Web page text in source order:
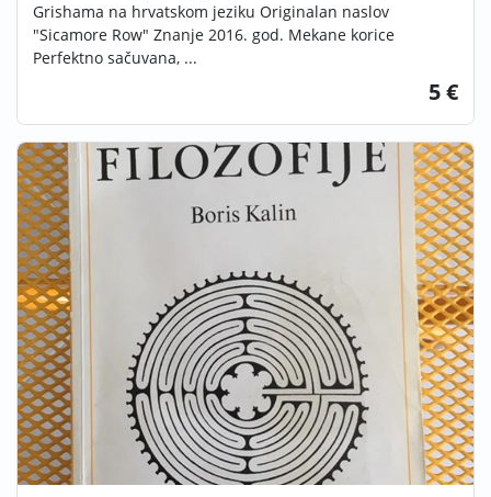
Grishama na hrvatskom jeziku Originalan naslov
"Sicamore Row" Znanje 2016. god. Mekane korice
Perfektno sačuvana, ...
5 €